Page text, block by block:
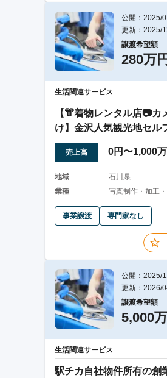
公開：2025/
更新：2025/
譲渡希望額
280万円
生活関連サービス
【👘着物レンタル店📷カ
け】金沢人気観光地セル
即収益化！
売上高 0円〜1,000
地域
石川県
業種
写真制作・加工
事業譲渡 専門家なし
公開：2025/
更新：2026/
譲渡希望額
5,000
生活関連サービス
駅チカ自社物件所有の創